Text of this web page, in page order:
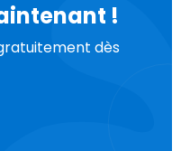
!
dès